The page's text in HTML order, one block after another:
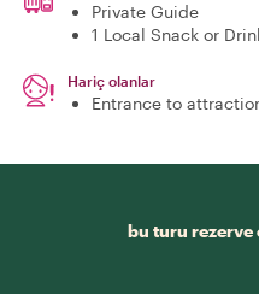
Private Guide
1 Local Snack or
Hariç olanlar
Entrance to
bu turu rezerve